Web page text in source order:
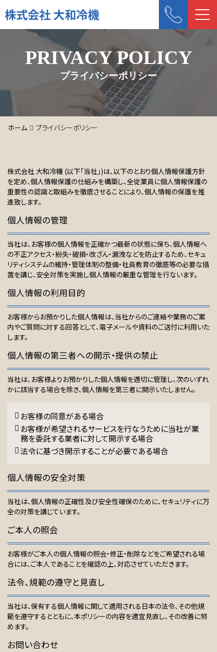
PRIVACY POLICY
プライバシーポリシー
ホーム プライバシーポリシー
株式会社 大和冷機 (以下「当社」)は、以下のとおり個人情報保護方針
を定め、個人情報保護の仕組みを構築し、全従業員に個人情報保護の
重要性の認識と取組みを徹底させることにより、個人情報の保護を推
進致します。
個人情報の管理
当社は、お客様の個人情報を正確かつ最新の状態に保ち、個人情報へ
の不正アクセス・紛失・破損・改ざん・漏洩などを防止するため、セキュ
リティシステムの維持・管理体制の整備・社員教育の徹底等の必要な措
置を講じ、安全対策を実施し個人情報の厳重な管理を行ないます。
個人情報の利用目的
お客様からお預かりした個人情報は、当社からのご連絡や業務のご案
内やご質問に対する回答として、電子メールや資料のご送付に利用いた
します。
個人情報の第三者への開示・提供の禁止
当社は、お客様よりお預かりした個人情報を適切に管理し、次のいずれ
かに該当する場合を除き、個人情報を第三者に開示いたしません。
お客様の同意がある場合
お客様が希望されるサービスを行なうために当社が業
務を委託する業者に対して開示する場合
法令に基づき開示することが必要である場合
個人情報の安全対策
当社は、個人情報の正確性及び安全性確保のために、セキュリティに万
全の対策を講じています。
ご本人の照会
お客様がご本人の個人情報の照会・修正・削除などをご希望される場
合には、ご本人であることを確認の上、対応させていただきます。
法令、規範の遵守と見直し
当社は、保有する個人情報に関して適用される日本の法令、その他規
範を遵守するとともに、本ポリシーの内容を適宜見直し、その改善に努
めます。
お問い合わせ